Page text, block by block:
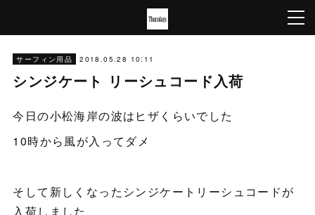
サーフィン用品 2018.05.28 10:11
シンジケート リーシュコード入荷
今日の小松海岸の波はヒザくらいでした
10時から風が入ってダメ
そして新しくなったシンジケートリーシュコードが
入荷しました